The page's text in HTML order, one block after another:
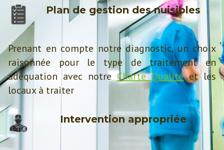
Plan de gestion des nuisibles
Prenant en compte notre diagnostic, un choix
raisonnée pour le type de traitement en
adéquation avec notre Charte Qualitéet les
locaux à traiter
Intervention appropriée